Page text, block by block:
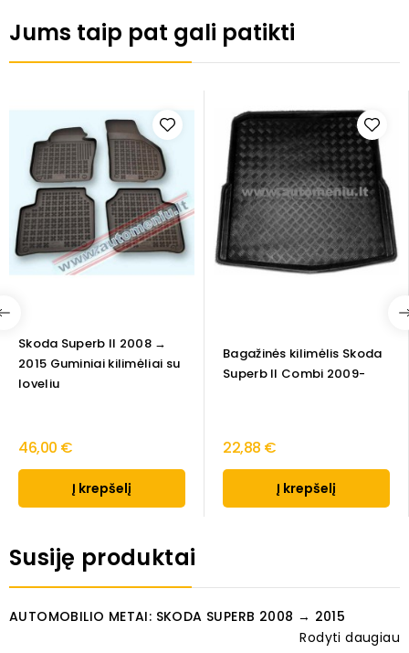
Jums taip pat gali patikti
Skoda Superb II 2008 →
2015 Guminiai kilimėliai su
loveliu
46,00 €
Į krepšelį
Bagažinės kilimėlis Skoda
Superb II Combi 2009-
22,88 €
Į krepšelį
Susiję produktai
AUTOMOBILIO METAI: SKODA SUPERB 2008 → 2015
Rodyti daugiau